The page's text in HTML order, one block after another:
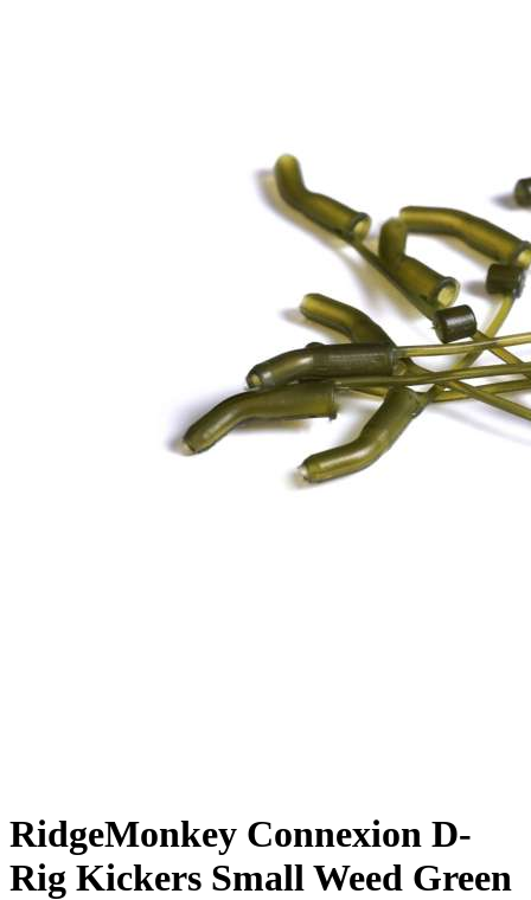
RidgeMonkey Connexion D-
Rig Kickers Small Weed Green